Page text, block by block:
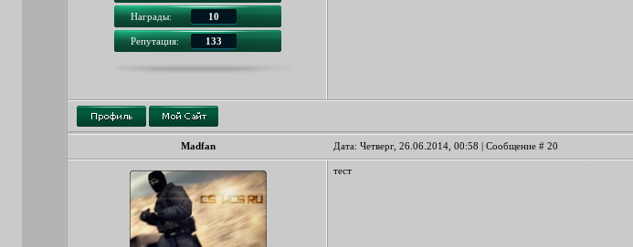
Награды: 10
Репутация: 133
Madfan Дата: Четверг, 26.06.2014, 00:58 | Сообщение # 20
тест